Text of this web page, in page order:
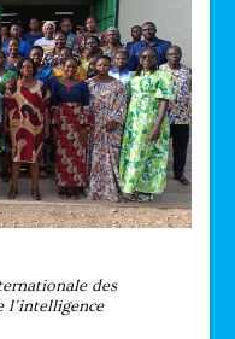
des
l’intelligence